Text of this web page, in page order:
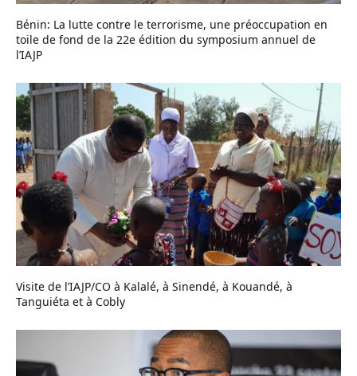
Bénin: La lutte contre le terrorisme, une préoccupation en
toile de fond de la 22e édition du symposium annuel de
l’IAJP
Visite de l’IAJP/CO à Kalalé, à Sinendé, à Kouandé, à
Tanguiéta et à Cobly